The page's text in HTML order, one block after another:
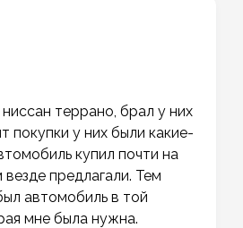
террано, брал у них
покупки у них были какие-
купил почти на
предлагали. Тем
автомобиль в той
мне была нужна.